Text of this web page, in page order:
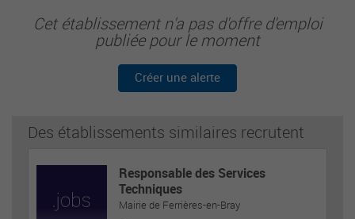
Cet établissement n'a pas d'offre d'emploi
publiée pour le moment
Créer une alerte
Des établissements similaires recrutent
Responsable des Services
Techniques
Mairie de Ferrières-en-Bray